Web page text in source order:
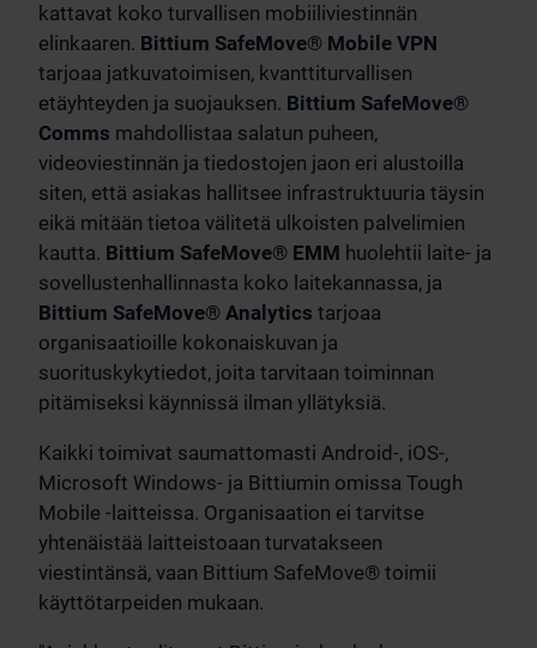
kattavat koko turvallisen mobiiliviestinnän
elinkaaren. Bittium SafeMove® Mobile VPN
tarjoaa jatkuvatoimisen, kvanttiturvallisen
etäyhteyden ja suojauksen. Bittium SafeMove®
Comms mahdollistaa salatun puheen,
videoviestinnän ja tiedostojen jaon eri alustoilla
siten, että asiakas hallitsee infrastruktuuria täysin
eikä mitään tietoa välitetä ulkoisten palvelimien
kautta. Bittium SafeMove® EMM huolehtii laite- ja
sovellustenhallinnasta koko laitekannassa, ja
Bittium SafeMove® Analytics tarjoaa
organisaatioille kokonaiskuvan ja
suorituskykytiedot, joita tarvitaan toiminnan
pitämiseksi käynnissä ilman yllätyksiä.
Kaikki toimivat saumattomasti Android-, iOS-,
Microsoft Windows- ja Bittiumin omissa Tough
Mobile -laitteissa. Organisaation ei tarvitse
yhtenäistää laitteistoaan turvatakseen
viestintänsä, vaan Bittium SafeMove® toimii
käyttötarpeiden mukaan.